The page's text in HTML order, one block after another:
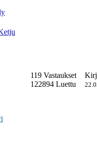
119 Vastaukset
122894 Luettu